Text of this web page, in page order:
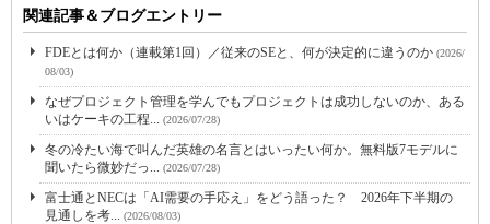
関連記事＆ブログエントリー
FDEとは何か（連載第1回）／従来のSEと、何が決定的に違うのか (2026/
08/03)
なぜプロジェクト管理を学んでもプロジェクトは成功しないのか、ある
いはケーキの工程... (2026/07/28)
冬の冷たい海で叫んだ英雄の名言とはいったい何か。無料版7モデルに
聞いたら微妙だっ... (2026/07/28)
富士通とNECは「AI需要の手応え」をどう語った？ 2026年下半期の
見通しを考... (2026/08/03)